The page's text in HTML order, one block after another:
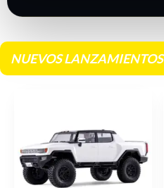
NUEVOS LANZAMIENTOS